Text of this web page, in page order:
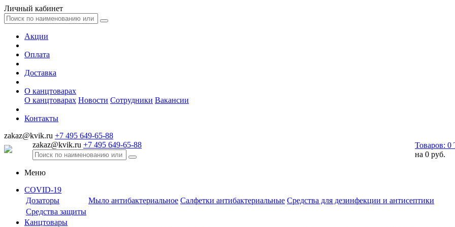
Личный кабинет
Акции
Оплата
Доставка
О канцтоварах
О канцтоварах Новости Сотрудники Вакансии
Контакты
zakaz@kvik.ru +7 495 649-65-88
zakaz@kvik.ru +7 495 649-65-88 Товаров: 0
на 0 руб.
Меню
COVID-19
Дозаторы
Мыло антибактериальное Салфетки антибактериальные Средства для дезинфекции и антисептики
Средства защиты
Канцтовары